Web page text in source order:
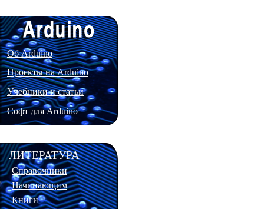
Об Arduino
Проекты на Arduino
Учебники и статьи
Софт для Arduino
ЛИТЕРАТУРА
Справочники
Начинающим
Книги